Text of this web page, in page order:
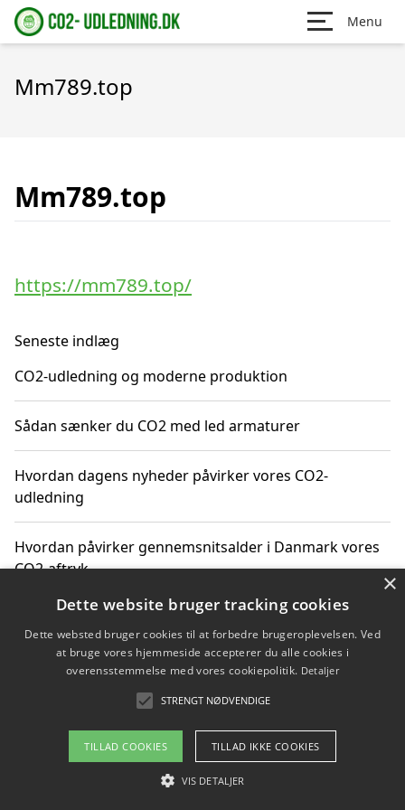
Menu
Mm789.top
Mm789.top
https://mm789.top/
Seneste indlæg
CO2-udledning og moderne produktion
Sådan sænker du CO2 med led armaturer
Hvordan dagens nyheder påvirker vores CO2-
udledning
Hvordan påvirker gennemsnitsalder i Danmark vores
CO2-aftryk
Hvordan nyheder om CO2-udledning påvirker vores
hverdag
Om / kontakt
Blog Betingelser
×
Dette website bruger tracking cookies
Dette websted bruger cookies til at forbedre brugeroplevelsen. Ved
at bruge vores hjemmeside accepterer du alle cookies i
overensstemmelse med vores cookiepolitik. Detaljer
STRENGT NØDVENDIGE
TILLAD COOKIES TILLAD IKKE COOKIES
VIS DETALJER